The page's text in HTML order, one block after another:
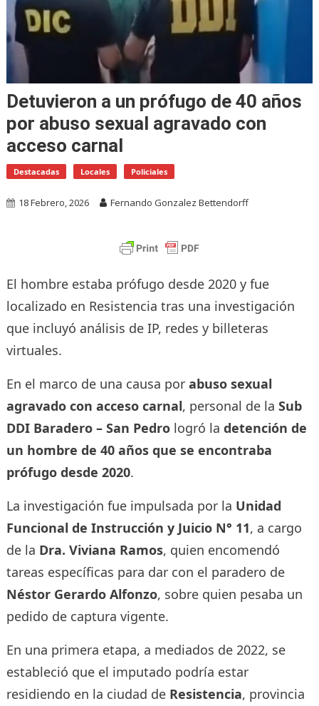
Detuvieron a un prófugo de 40 años
por abuso sexual agravado con
acceso carnal
Destacadas Locales Policiales
18 Febrero, 2026 Fernando Gonzalez Bettendorff
El hombre estaba prófugo desde 2020 y fue
localizado en Resistencia tras una investigación
que incluyó análisis de IP, redes y billeteras
virtuales.
En el marco de una causa por abuso sexual
agravado con acceso carnal, personal de la Sub
DDI Baradero – San Pedrologró la detención de
un hombre de 40 años que se encontraba
prófugo desde 2020.
La investigación fue impulsada por la Unidad
Funcional de Instrucción y Juicio N° 11, a cargo
de la Dra. Viviana Ramos, quien encomendó
tareas específicas para dar con el paradero de
Néstor Gerardo Alfonzo, sobre quien pesaba un
pedido de captura vigente.
En una primera etapa, a mediados de 2022, se
estableció que el imputado podría estar
residiendo en la ciudad de Resistencia, provincia